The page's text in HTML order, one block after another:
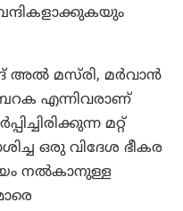
അൽ മസ്‌രി, മർവാൻ
എന്നിവരാണ്
മറ്റ്
ഒരു വിദേശ ഭീകര
നൽകാനുള്ള